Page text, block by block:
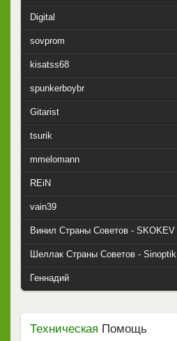
Digital
sovprom
kisatss68
spunkerboybr
Gitarist
tsurik
mmelomann
REiN
vain39
Винил Страны Советов - SKOKEV
Шеллак Страны Советов - Sinoptik
Геннадий
Техническая Помощь